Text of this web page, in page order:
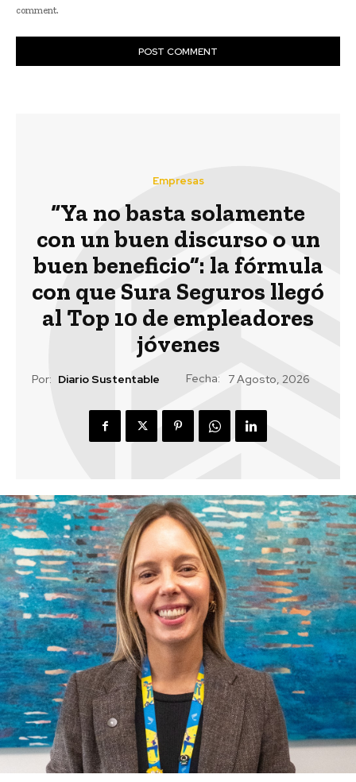
comment.